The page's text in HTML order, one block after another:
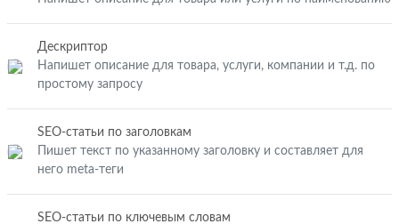
Дескриптор
Напишет описание для товара, услуги, компании и т.д. по
простому запросу
SEO-статьи по заголовкам
Пишет текст по указанному заголовку и составляет для
него meta-теги
SEO-статьи по ключевым словам